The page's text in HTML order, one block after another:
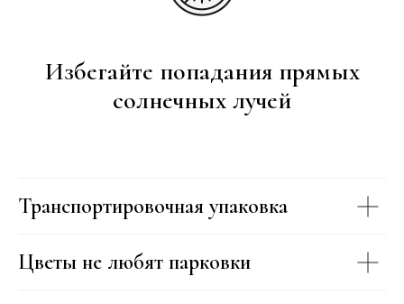
Избегайте попадания прямых
солнечных лучей
Транспортировочная упаковка
Цветы не любят парковки